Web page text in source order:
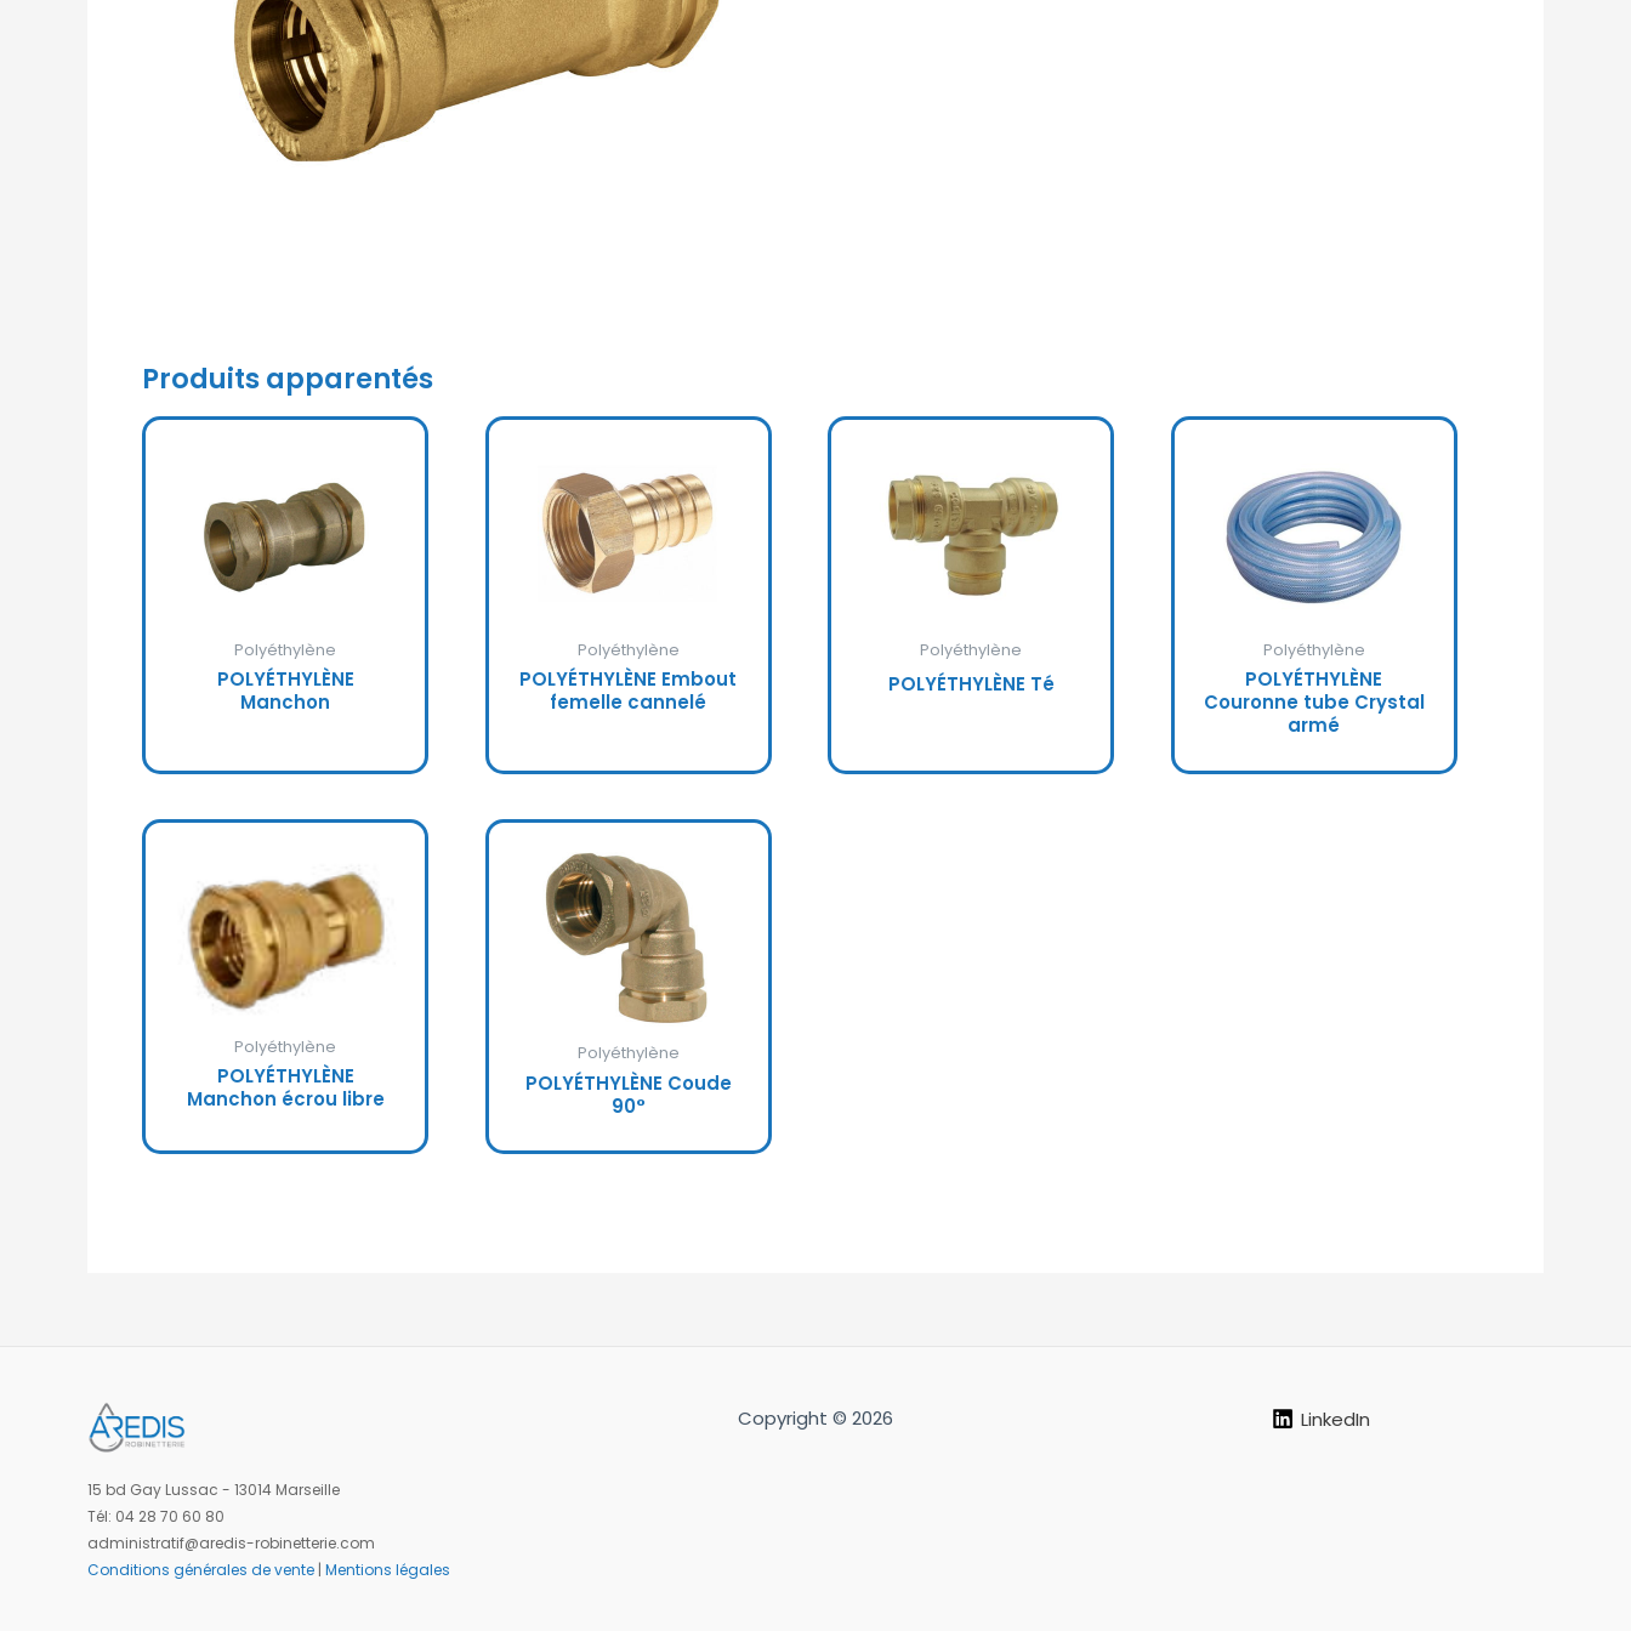
Produits apparentés
Polyéthylène
POLYÉTHYLÈNE
Manchon
Polyéthylène
POLYÉTHYLÈNE Embout
femelle cannelé
Polyéthylène
POLYÉTHYLÈNE Té
Polyéthylène
POLYÉTHYLÈNE
Couronne tube Crystal
armé
Polyéthylène
POLYÉTHYLÈNE
Manchon écrou libre
Polyéthylène
POLYÉTHYLÈNE Coude
90°
15 bd Gay Lussac - 13014 Marseille
Tél: 04 28 70 60 80
administratif@aredis-robinetterie.com
Conditions générales de vente | Mentions légales
Copyright © 2026 LinkedIn